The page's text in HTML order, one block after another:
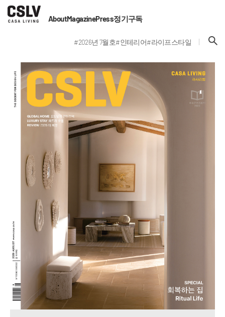
AboutMagazinePress정기구독
#2026년 7월호#인테리어#라이프스타일